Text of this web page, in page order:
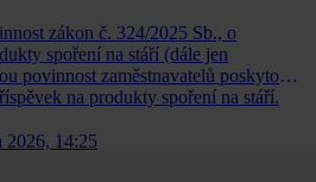
zákon č. 324/2025 Sb., o
spoření na stáří (dále jen
povinnost zaměstnavatelů poskytovat
na produkty spoření na stáří.
2026, 14:25